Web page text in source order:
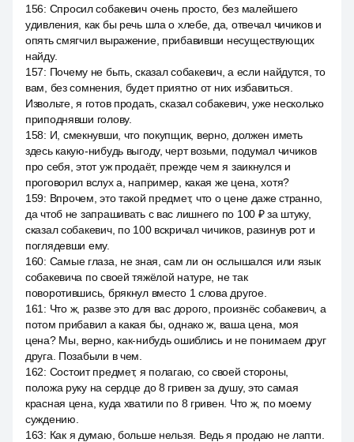
156: Спросил собакевич очень просто, без малейшего
удивления, как бы речь шла о хлебе, да, отвечал чичиков и
опять смягчил выражение, прибавивши несуществующих
найду.
157: Почему не быть, сказал собакевич, а если найдутся, то
вам, без сомнения, будет приятно от них избавиться.
Извольте, я готов продать, сказал собакевич, уже несколько
приподнявши голову.
158: И, смекнувши, что покупщик, верно, должен иметь
здесь какую-нибудь выгоду, черт возьми, подумал чичиков
про себя, этот уж продаёт, прежде чем я заикнулся и
проговорил вслух а, например, какая же цена, хотя?
159: Впрочем, это такой предмет, что о цене даже странно,
да чтоб не запрашивать с вас лишнего по 100 ₽ за штуку,
сказал собакевич, по 100 вскричал чичиков, разинув рот и
поглядевши ему.
160: Самые глаза, не зная, сам ли он ослышался или язык
собакевича по своей тяжёлой натуре, не так
поворотившись, брякнул вместо 1 слова другое.
161 : Что ж, разве это для вас дорого, произнёс собакевич, а
потом прибавил а какая бы, однако ж, ваша цена, моя
цена? Мы, верно, как-нибудь ошиблись и не понимаем друг
друга. Позабыли в чем.
162: Состоит предмет, я полагаю, со своей стороны,
положа руку на сердце до 8 гривен за душу, это самая
красная цена, куда хватили по 8 гривен. Что ж, по моему
суждению.
163: Как я думаю, больше нельзя. Ведь я продаю не лапти.